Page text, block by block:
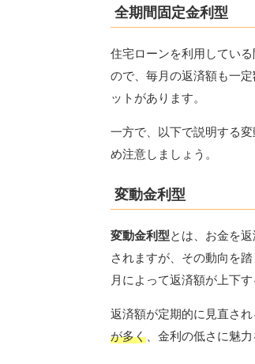
全期間固定金利型
住宅ローンを利用している
ので、毎月の返済額も一
ットがあります。
一方で、以下で説明する
め注意しましょう。
変動金利型
変動金利型とは、お金を
されますが、その動向を
月によって返済額が上下
返済額が定期的に見直さ
が多く 、金利の低さに魅